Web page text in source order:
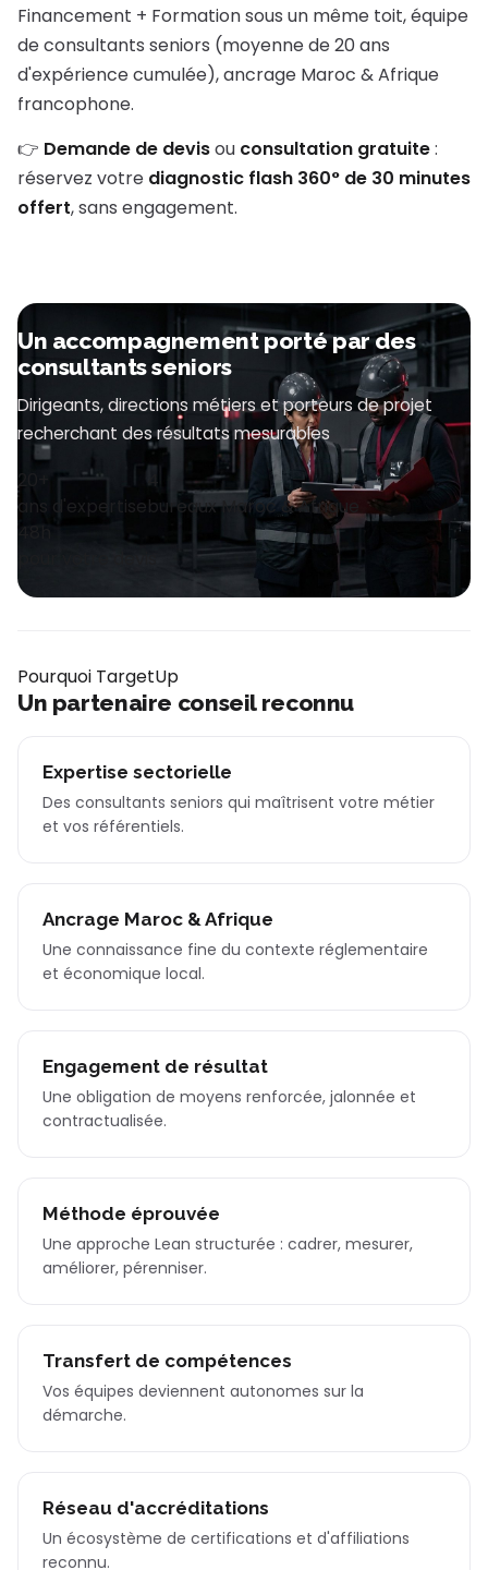
Financement + Formation sous un même toit, équipe
de consultants seniors (moyenne de 20 ans
d'expérience cumulée), ancrage Maroc & Afrique
francophone.
👉 Demande de devisou consultation gratuite:
réservez votre diagnostic flash 360° de 30 minutes
offert, sans engagement.
Un accompagnement porté par des
consultants seniors
Dirigeants, directions métiers et porteurs de projet
recherchant des résultats mesurables
20+
ans d'expertise
4
bureaux Maroc & Afrique
48h
Pourquoi TargetUp
Un partenaire conseil reconnu
Expertise sectorielle
Des consultants seniors qui maîtrisent votre métier
et vos référentiels.
Ancrage Maroc & Afrique
Une connaissance fine du contexte réglementaire
et économique local.
Engagement de résultat
Une obligation de moyens renforcée, jalonnée et
contractualisée.
Méthode éprouvée
Une approche Lean structurée : cadrer, mesurer,
améliorer, pérenniser.
Transfert de compétences
Vos équipes deviennent autonomes sur la
démarche.
Réseau d'accréditations
Un écosystème de certifications et d'affiliations
reconnu.